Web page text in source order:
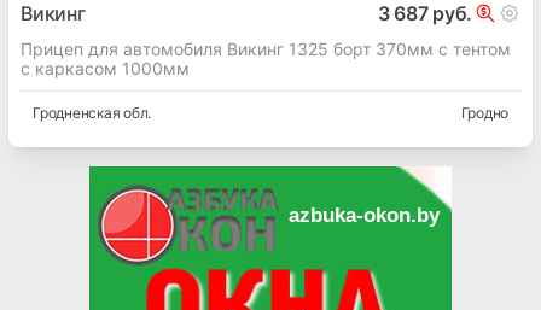
Викинг 3 687 руб.
Прицеп для автомобиля Викинг 1325 борт 370мм с тентом
с каркасом 1000мм
Гродненская обл. Гродно